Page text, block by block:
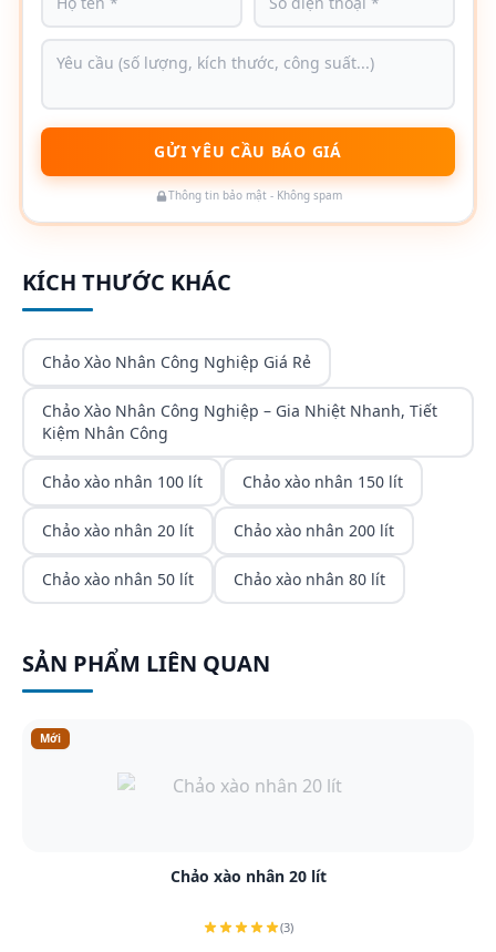
GỬI YÊU CẦU BÁO GIÁ
Thông tin bảo mật - Không spam
KÍCH THƯỚC KHÁC
Chảo Xào Nhân Công Nghiệp Giá Rẻ
Chảo Xào Nhân Công Nghiệp – Gia Nhiệt Nhanh, Tiết
Kiệm Nhân Công
Chảo xào nhân 100 lít Chảo xào nhân 150 lít
Chảo xào nhân 20 lít Chảo xào nhân 200 lít
Chảo xào nhân 50 lít Chảo xào nhân 80 lít
SẢN PHẨM LIÊN QUAN
Mới
Xem chi tiết
Chảo xào nhân 20 lít
(3)